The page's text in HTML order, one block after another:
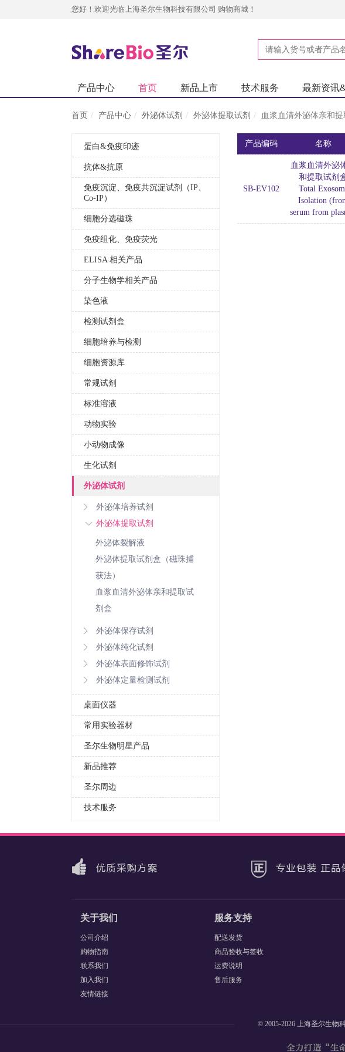
您好！欢迎光临上海圣尔生物科技有限公司 购物商城！
产品中心 首页 新品上市 技术服务 最新资讯
首页 产品中心 外泌体试剂 外泌体提取试剂 血浆血清外泌体亲和
蛋白&免疫印迹
抗体&抗原
免疫沉淀、免疫共沉淀试剂（IP、
Co-IP）
细胞分选磁珠
免疫组化、免疫荧光
ELISA 相关产品
分子生物学相关产品
染色液
检测试剂盒
细胞培养与检测
细胞资源库
常规试剂
标准溶液
动物实验
小动物成像
生化试剂
外泌体试剂
外泌体培养试剂
外泌体提取试剂
外泌体裂解液
外泌体提取试剂盒（磁珠捕
获法）
血浆血清外泌体亲和提取试
剂盒
外泌体保存试剂
外泌体纯化试剂
外泌体表面修饰试剂
外泌体定量检测试剂
桌面仪器
常用实验器材
圣尔生物明星产品
新品推荐
圣尔周边
技术服务
产品编码 名称
SB-EV102
血浆血清外泌
和提取试剂
Total
Isolation
serum from
关于我们
公司介绍
购物指南
联系我们
加入我们
友情链接
服务支持
配送发货
商品验收与签收
运费说明
售后服务
© 2005-2026 上海圣尔生物